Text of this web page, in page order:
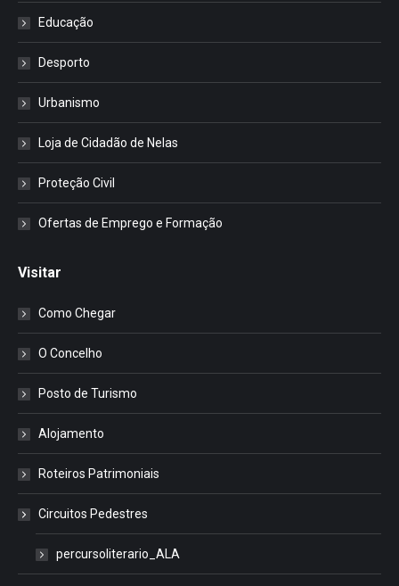
Educação
Desporto
Urbanismo
Loja de Cidadão de Nelas
Proteção Civil
Ofertas de Emprego e Formação
Visitar
Como Chegar
O Concelho
Posto de Turismo
Alojamento
Roteiros Patrimoniais
Circuitos Pedestres
percursoliterario_ALA